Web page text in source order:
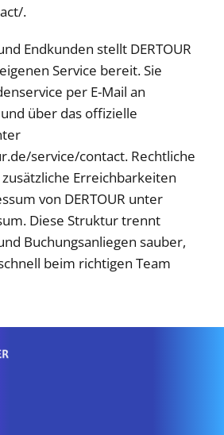
.
Endkunden stellt DERTOUR
Service bereit. Sie
per E-Mail an
und über das offizielle
service/contact. Rechtliche
Erreichbarkeiten
von DERTOUR unter
Diese Struktur trennt
Buchungsanliegen sauber,
beim richtigen Team